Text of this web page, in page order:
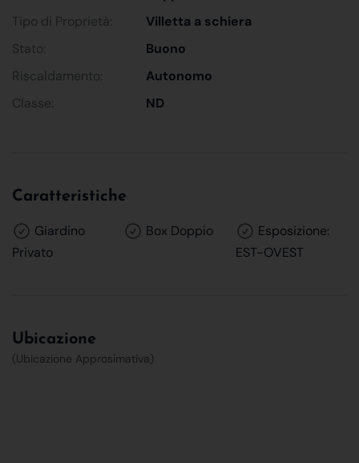
Tipo di Proprietà:
Villetta a schiera
Stato:
Buono
Riscaldamento:
Autonomo
Classe:
ND
Caratteristiche
Giardino
Privato
Box Doppio
Esposizione:
EST-OVEST
Ubicazione
(Ubicazione Approsimativa)